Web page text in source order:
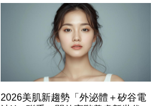
2026美肌新趨勢「外泌體＋矽谷電